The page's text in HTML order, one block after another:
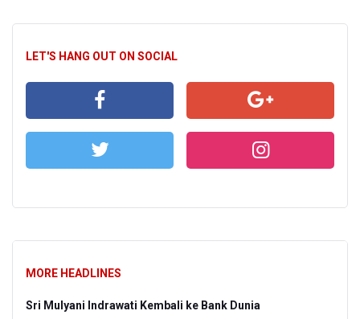
LET'S HANG OUT ON SOCIAL
MORE HEADLINES
Sri Mulyani Indrawati Kembali ke Bank Dunia